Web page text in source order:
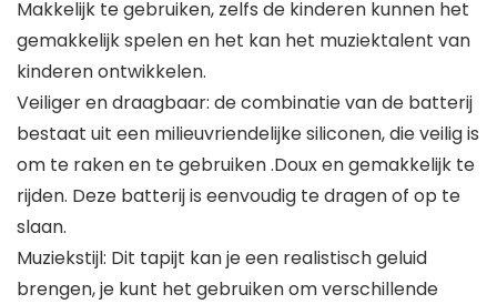
Makkelijk te gebruiken, zelfs de kinderen kunnen het
gemakkelijk spelen en het kan het muziektalent van
kinderen ontwikkelen.
Veiliger en draagbaar: de combinatie van de batterij
bestaat uit een milieuvriendelijke siliconen, die veilig is
om te raken en te gebruiken .Doux en gemakkelijk te
rijden. Deze batterij is eenvoudig te dragen of op te
slaan.
Muziekstijl: Dit tapijt kan je een realistisch geluid
brengen, je kunt het gebruiken om verschillende